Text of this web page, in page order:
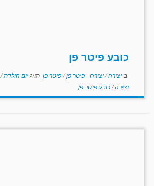
כובע פיטר פן
ב יצירה/יצירה - פיטר פן/פיטר פן תויגיום הולדת/
יצירה/כובע פיטר פן